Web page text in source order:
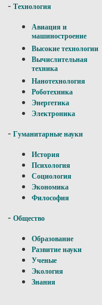
- Технология
Авиация и
машиностроение
Высокие технологии
Вычислительная
техника
Нанотехнология
Роботехника
Энергетика
Электроника
- Гуманитарные науки
История
Психология
Социология
Экономика
Философия
- Общество
Образование
Развитие науки
Ученые
Экология
Знания